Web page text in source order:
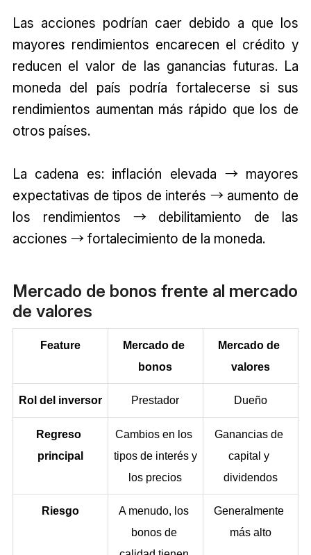
Las acciones podrían caer debido a que los
mayores rendimientos encarecen el crédito y
reducen el valor de las ganancias futuras. La
moneda del país podría fortalecerse si sus
rendimientos aumentan más rápido que los de
otros países.
La cadena es: inflación elevada → mayores
expectativas de tipos de interés → aumento de
los rendimientos → debilitamiento de las
acciones → fortalecimiento de la moneda.
Mercado de bonos frente al mercado
de valores
Feature
Mercado de
bonos
Mercado de
valores
Rol del inversor Prestador Dueño
Regreso
principal
Cambios en los
tipos de interés y
los precios
Ganancias de
capital y
dividendos
Riesgo
A menudo, los
bonos de
Generalmente
más alto